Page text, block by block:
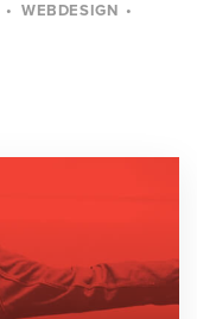
WEBDESIGN